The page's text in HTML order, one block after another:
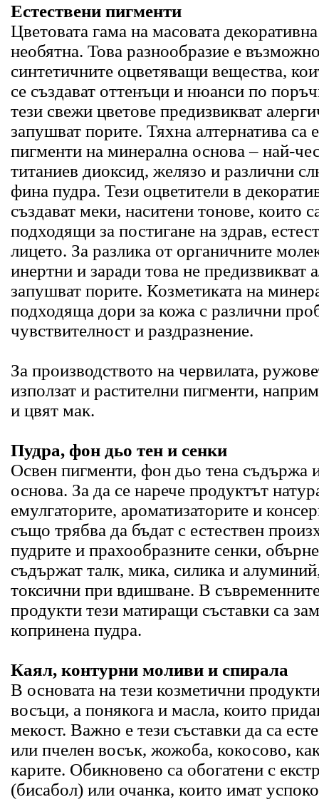
Естествени пигменти
Цветовата гама на масовата
необятна. Това разнообразие е
синтетичните оцветяващи вещества,
се създават оттенъци и нюанси по
тези свежи цветове предизвикват
запушват порите. Тяхна алтернатива са
пигменти на минерална основа – най-
титаниев диоксид, желязо и различни
фина пудра. Тези оцветители в
създават меки, наситени тонове, които
подходящи за постигане на здрав,
лицето. За разлика от органичните
инертни и заради това не предизвикват
запушват порите. Козметиката на
подходяща дори за кожа с различни
чувствителност и раздразнение.
За производството на червилата,
използат и растителни пигменти,
и цвят мак.
Пудра, фон дьо тен и сенки
Освен пигменти, фон дьо тена съдържа
основа. За да се нарече продуктът
емулгаторите, ароматизаторите и
също трябва да бъдат с естествен
пудрите и прахообразните сенки,
съдържат талк, мика, силика и
токсични при вдишване. В
продукти тези матиращи съставки са
копринена пудра.
Каял, контурни моливи и спирала
В основата на тези козметични
восъци, а понякога и масла, които
мекост. Важно е тези съставки да са
или пчелен восък, жожоба, кокосово,
карите. Обикновено са обогатени с
(бисабол) или очанка, които имат